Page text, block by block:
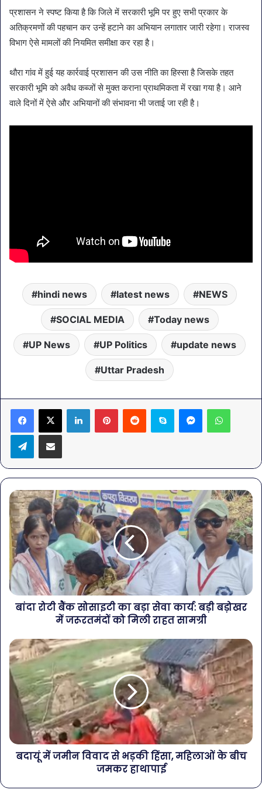
प्रशासन ने स्पष्ट किया है कि जिले में सरकारी भूमि पर हुए सभी प्रकार के
अतिक्रमणों की पहचान कर उन्हें हटाने का अभियान लगातार जारी रहेगा। राजस्व
विभाग ऐसे मामलों की नियमित समीक्षा कर रहा है।
थौरा गांव में हुई यह कार्रवाई प्रशासन की उस नीति का हिस्सा है जिसके तहत
सरकारी भूमि को अवैध कब्जों से मुक्त कराना प्राथमिकता में रखा गया है। आने
वाले दिनों में ऐसे और अभियानों की संभावना भी जताई जा रही है।
hindi news latest news NEWS
SOCIAL MEDIA Today news
UP News UP Politics update news
Uttar Pradesh
LinkedInPinterestReddit Skype Messenger
TelegramShare via Email
बांदा रोटी बैंक सोसाइटी का बड़ा सेवा कार्य: बड़ी बड़ोखर
में जरूरतमंदों को मिली राहत सामग्री
बदायूं में जमीन विवाद से भड़की हिंसा, महिलाओं के बीच
जमकर हाथापाई